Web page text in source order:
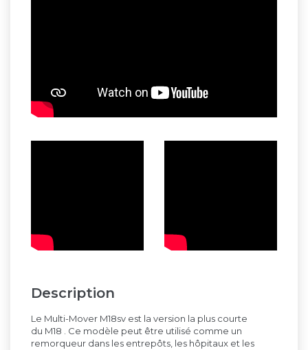
Description
Le Multi-Mover M18sv est la version la plus courte
du M18
Ce modèle peut être utilisé comme un
remorqueur dans les entrepôts, les hôpitaux et les